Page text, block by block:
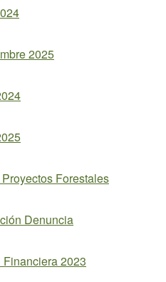
2025
Forestales
Denuncia
2023